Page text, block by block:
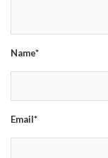
Name*
Email*